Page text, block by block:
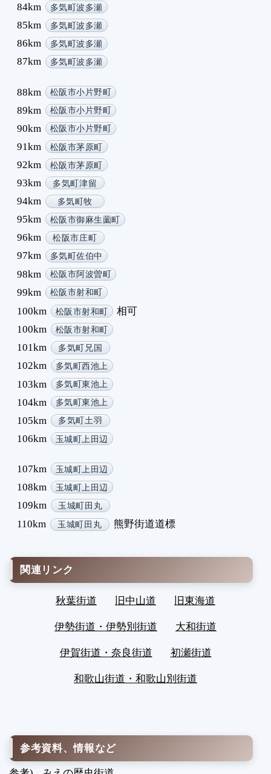
84km
多気町波多瀬
85km 多気町波多瀬
86km 多気町波多瀬
87km 多気町波多瀬
88km 松阪市小片野町
89km 松阪市小片野町
90km 松阪市小片野町
91km 松阪市茅原町
92km 松阪市茅原町
93km 多気町津留
94km 多気町牧
95km 松阪市御麻生薗町
96km 松阪市庄町
97km 多気町佐伯中
98km 松阪市阿波曽町
99km 松阪市射和町
100km 松阪市射和町
相可
100km
松阪市射和町
101km 多気町兄国
102km 多気町西池上
103km 多気町東池上
104km 多気町東池上
105km 多気町土羽
106km 玉城町上田辺
107km 玉城町上田辺
108km 玉城町上田辺
109km 玉城町田丸
110km 玉城町田丸 熊野街道道標
関連リンク
秋葉街道 旧中山道 旧東海道
伊勢街道・伊勢別街道 大和街道
伊賀街道・奈良街道 初瀬街道
和歌山街道・和歌山別街道
参考資料、情報など